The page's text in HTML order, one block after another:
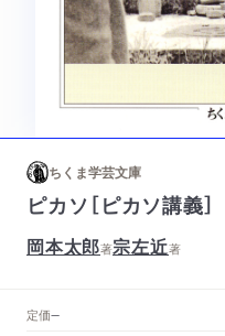
ちくま学芸文庫
ピカソ［ピカソ講義］
岡本太郎著宗左近著
定価--